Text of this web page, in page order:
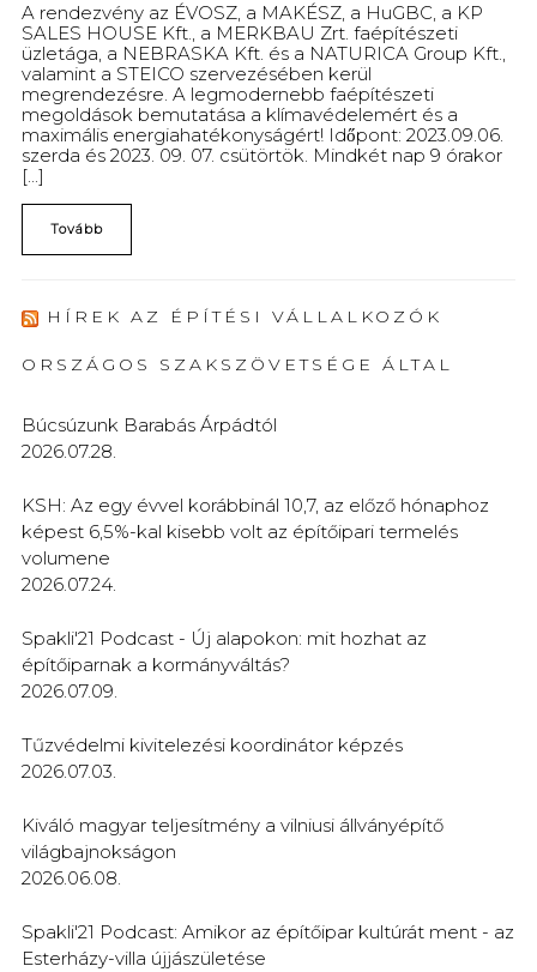
A rendezvény az ÉVOSZ, a MAKÉSZ, a HuGBC, a KP
SALES HOUSE Kft., a MERKBAU Zrt. faépítészeti
üzletága, a NEBRASKA Kft. és a NATURICA Group Kft.,
valamint a STEICO szervezésében kerül
megrendezésre. A legmodernebb faépítészeti
megoldások bemutatása a klímavédelemért és a
maximális energiahatékonyságért! Időpont: 2023.09.06.
szerda és 2023. 09. 07. csütörtök. Mindkét nap 9 órakor
[...]
Tovább
HÍREK AZ ÉPÍTÉSI VÁLLALKOZÓK
ORSZÁGOS SZAKSZÖVETSÉGE ÁLTAL
Búcsúzunk Barabás Árpádtól
2026.07.28.
KSH: Az egy évvel korábbinál 10,7, az előző hónaphoz
képest 6,5%-kal kisebb volt az építőipari termelés
volumene
2026.07.24.
Spakli'21 Podcast - Új alapokon: mit hozhat az
építőiparnak a kormányváltás?
2026.07.09.
Tűzvédelmi kivitelezési koordinátor képzés
2026.07.03.
Kiváló magyar teljesítmény a vilniusi állványépítő
világbajnokságon
2026.06.08.
Spakli'21 Podcast: Amikor az építőipar kultúrát ment - az
Esterházy-villa újjászületése